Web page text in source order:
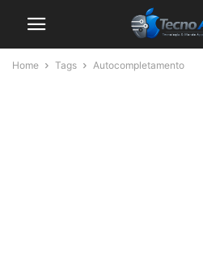
Home Tags Autocompletamento